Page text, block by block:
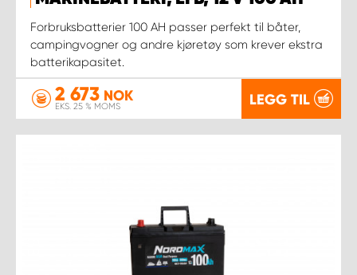
Forbruksbatterier 100 AH passer perfekt til båter,
campingvogner og andre kjøretøy som krever ekstra
batterikapasitet.
2 673 NOK
EKS. 25 % MOMS LEGG TIL